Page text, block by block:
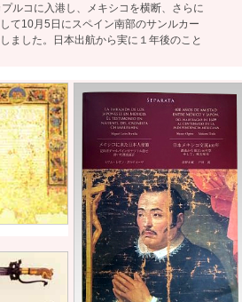
ルコに入港し、メキシコを横断、さらに
て10月5日にスペイン南部のサンルカー
ました。日本出航から実に１年後のこと